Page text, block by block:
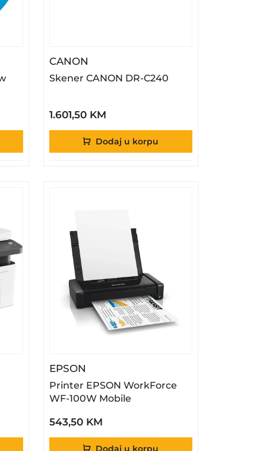
CANON
Skener CANON DR-C240
1.601,50 KM
Dodaj u korpu
EPSON
Printer EPSON WorkForce
WF-100W Mobile
543,50 KM
Dodaj u korpu